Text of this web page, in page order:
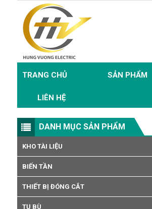
TRANG CHỦ SẢN PHẨM
LIÊN HỆ
DANH MỤC SẢN PHẨM
KHO TÀI LIỆU
BIẾN TẦN
THIẾT BỊ ĐÓNG CẮT
TỤ BÙ